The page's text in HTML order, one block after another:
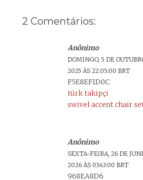
2 Comentários:
Anônimo
DOMINGO, 5 DE
2025 ÀS 22:05:00 BRT
F5E8EF1D0C
türk takipçi
swivel accent chair
Anônimo
SEXTA-FEIRA, 26 DE
2026 ÀS 03:43:00 BRT
968EA8D6